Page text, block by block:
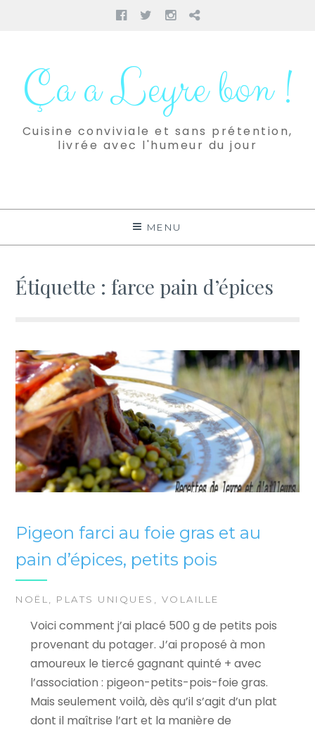
Facebook
TwitterInstagram
Pinterest
contenuÇa a Leyre bon !
Cuisine conviviale et sans prétention,
livrée avec l'humeur du jour
MENU
Étiquette :farce pain d’épices
Pigeon farci au foie gras et au
pain d’épices, petits pois
NOËL, PLATS UNIQUES , VOLAILLE
Voici comment j’ai placé 500 g de petits pois
provenant du potager. J’ai proposé à mon
amoureux le tiercé gagnant quinté + avec
l’association : pigeon-petits-pois-foie gras.
Mais seulement voilà, dès qu’il s’agit d’un plat
dont il maîtrise l’art et la manière de